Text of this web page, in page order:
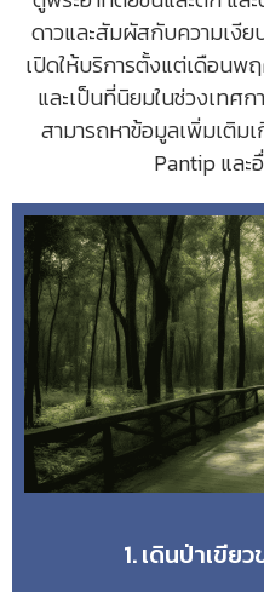
ดาวและสัมผัสกับความเงี
เปิดให้บริการตั้งแต่เดือนพ
และเป็นที่นิยมในช่วงเทศ
สามารถหาข้อมูลเพิ่มเติม
Pantip และ
1. เดินป่าเขีย